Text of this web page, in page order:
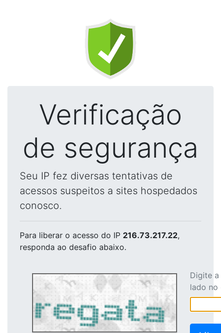
Verificação
de segurança
Seu IP fez diversas tentativas de
acessos suspeitos a sites hospedados
conosco.
Para liberar o acesso do IP 216.73.217.22,
responda ao desafio abaixo.
Digite
lado no